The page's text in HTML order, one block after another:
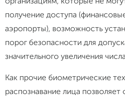
получение доступа
аэропорты), возможность
порог безопасности для
значительного увеличения
Как прочие биометрические
распознавание лица